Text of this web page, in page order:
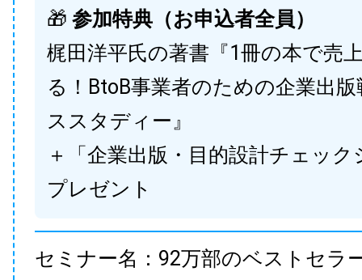
🎁 参加特典（お申込者全員）
梶田洋平氏の著書『1冊の本で売
る！BtoB事業者のための企業出
ススタディー』
＋「企業出版・目的設計チェック
プレゼント
セミナー名：92万部のベストセラ